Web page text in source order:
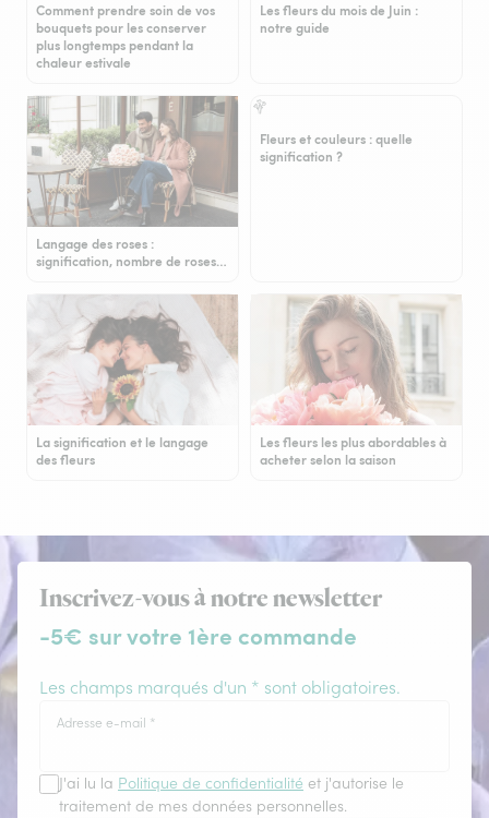
Comment prendre soin de vos
bouquets pour les conserver
plus longtemps pendant la
chaleur estivale
Les fleurs du mois de Juin :
notre guide
Langage des roses :
signification, nombre de roses…
Fleurs et couleurs : quelle
signification ?
La signification et le langage
des fleurs
Les fleurs les plus abordables à
acheter selon la saison
Inscrivez-vous à notre newsletter
-5€ sur votre 1ère commande
Les champs marqués d'un * sont obligatoires.
Adresse e-mail *
J'ai lu la Politique de confidentialité et j'autorise le
traitement de mes données personnelles.